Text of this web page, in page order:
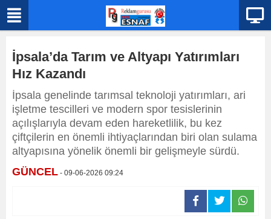
İpsala’da Tarım ve Altyapı Yatırımları
Hız Kazandı
İpsala genelinde tarımsal teknoloji yatırımları, ari
işletme tescilleri ve modern spor tesislerinin
açılışlarıyla devam eden hareketlilik, bu kez
çiftçilerin en önemli ihtiyaçlarından biri olan sulama
altyapısına yönelik önemli bir gelişmeyle sürdü.
GÜNCEL - 09-06-2026 09:24